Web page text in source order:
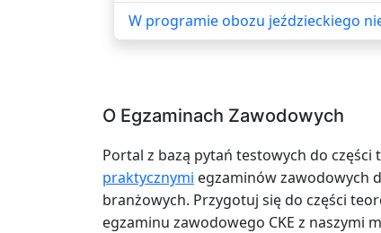
W programie obozu jeździeckiego
O Egzaminach Zawodowych
Portal z bazą pytań testowych do części
praktycznymi egzaminów zawodowych
branżowych. Przygotuj się do części
egzaminu zawodowego CKE z naszymi